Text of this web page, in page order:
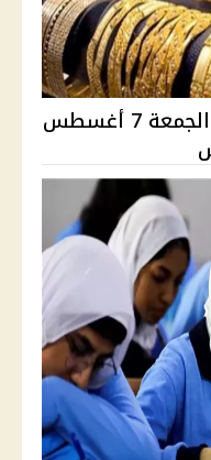
سعر الذهب في مصر اليوم الجمعة 7 أغسطس